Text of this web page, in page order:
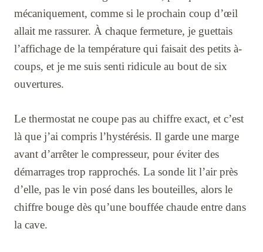
mécaniquement, comme si le prochain coup d’œil
allait me rassurer. À chaque fermeture, je guettais
l’affichage de la température qui faisait des petits à-
coups, et je me suis senti ridicule au bout de six
ouvertures.
Le thermostat ne coupe pas au chiffre exact, et c’est
là que j’ai compris l’hystérésis. Il garde une marge
avant d’arrêter le compresseur, pour éviter des
démarrages trop rapprochés. La sonde lit l’air près
d’elle, pas le vin posé dans les bouteilles, alors le
chiffre bouge dès qu’une bouffée chaude entre dans
la cave.